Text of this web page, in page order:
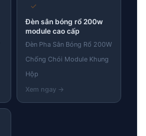
✓
Đèn sân bóng rổ 200w
module cao cấp
Đèn Pha Sân Bóng Rổ 200W
Chống Chói Module Khung
Hộp